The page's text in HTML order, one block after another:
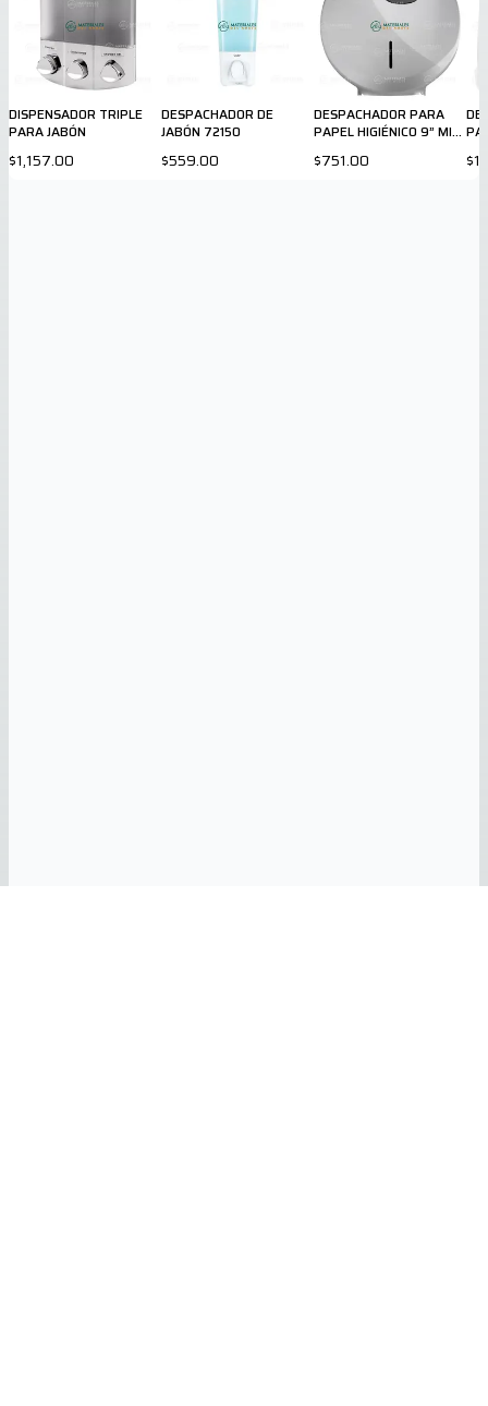
DISPENSADOR TRIPLE
PARA JABÓN
$1,157.00
DESPACHADOR DE
JABÓN 72150
$559.00
DESPACHADOR PARA
PAPEL HIGIÉNICO 9” MINI
$751.00